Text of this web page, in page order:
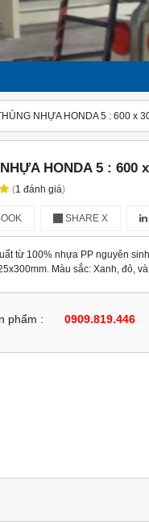
NHỰA HONDA 5 : 600 x
HONDA 5 : 600
(1đánh giá)
SHARE X
từ 100% nhựa PP nguyên
Màu sắc: Xanh, đỏ,
phẩm : 0909.819.446